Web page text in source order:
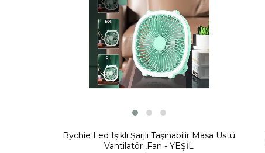
Bychie Led Işıklı Şarjlı Taşınabilir Masa Üstü
Vantilatör ,Fan - YEŞİL